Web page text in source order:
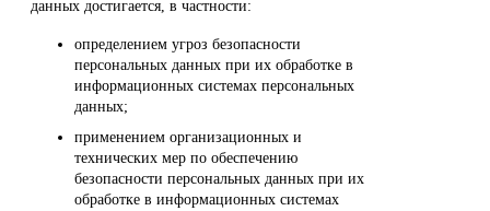
данных достигается, в частности:
определением угроз безопасности
персональных данных при их обработке в
информационных системах персональных
данных;
применением организационных и
технических мер по обеспечению
безопасности персональных данных при их
обработке в информационных системах